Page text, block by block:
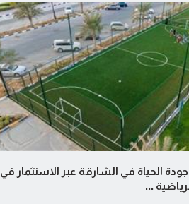
الحياة في الشارقة عبر الاستثمار في
...